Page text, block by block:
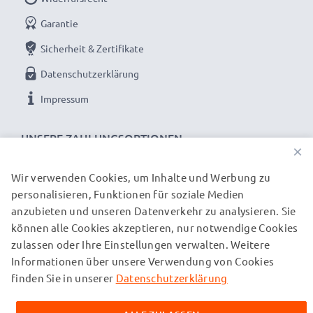
UNSERE ZAHLUNGSOPTIONEN
Garantie
Sicherheit & Zertifikate
Datenschutzerklärung
Impressum
UNSERE VERSANDPARTNER
© subtel.ch 2026
Alle Preise verstehen sich inklusive Mehrwertsteuer und
zuzüglich Versandkosten. Bitte beachten Sie, dass alle
Inhaber sind und ausschließlich zur Information über unsere
×
Wir verwenden Cookies, um Inhalte und Werbung zu
personalisieren, Funktionen für soziale Medien
anzubieten und unseren Datenverkehr zu analysieren. Sie
können alle Cookies akzeptieren, nur notwendige Cookies
zulassen oder Ihre Einstellungen verwalten. Weitere
Informationen über unsere Verwendung von Cookies
finden Sie in unserer Datenschutzerklärung